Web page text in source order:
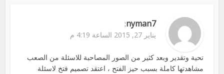
nyman7
:
يناير 27, 2015 الساعة 4:19 م
تحية وتقدير وبعد كثير من الصور المصاحبة للاسئلة من الصعب
مشاهدتها كاملة بسبب حيز الفتح ، اعتقد تصميم فتخ لاسئلة